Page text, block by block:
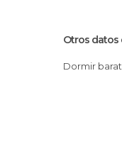
Otros datos
Dormir